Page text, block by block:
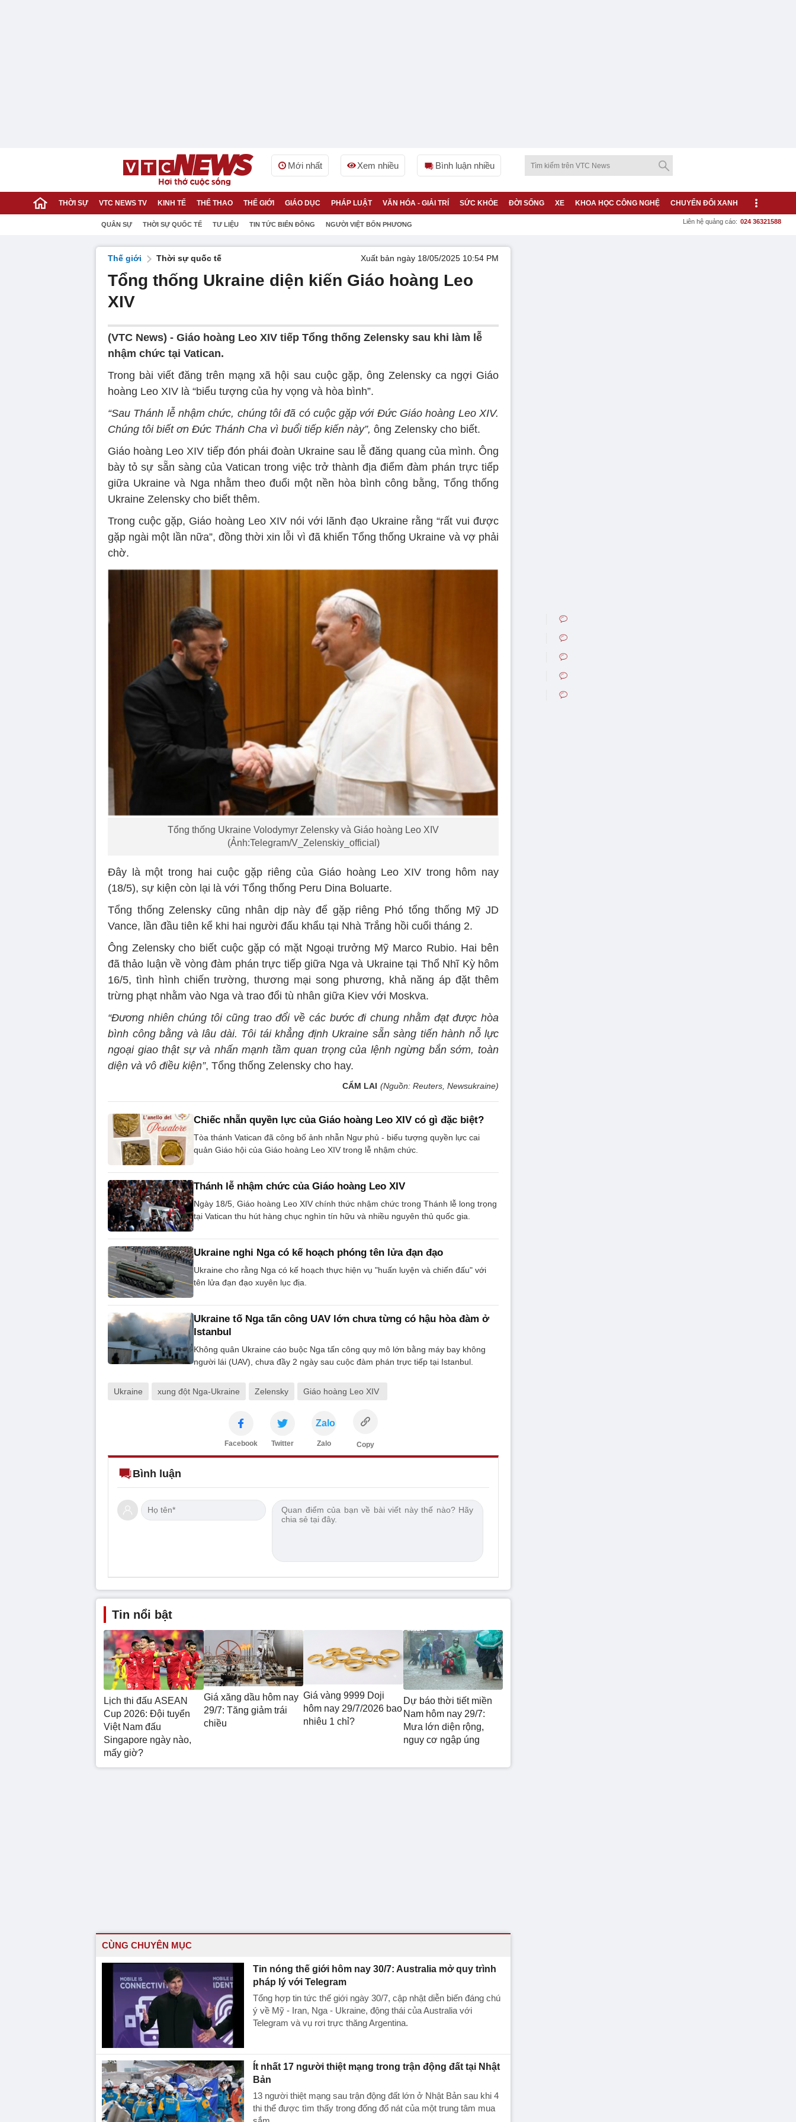
Mới nhất Xem nhiều Bình luận nhiều
THỜI SỰ VTC NEWS TV KINH TẾ THỂ THAO THẾ GIỚI GIÁO DỤC PHÁP LUẬT VĂN HÓA - GIẢI TRÍ SỨC KHỎE ĐỜI SỐNG XE KHOA HỌC CÔNG NGHỆ CHUYỂN ĐỔI XANH
QUÂN SỰ THỜI SỰ QUỐC TẾ TƯ LIỆU TIN TỨC BIỂN ĐÔNG NGƯỜI VIỆT BỐN PHƯƠNG Liên hệ quảng cáo: 024 36321588
Thế giới Thời sự quốc tế Xuất bản ngày 18/05/2025 10:54 PM
Tổng thống Ukraine diện kiến Giáo hoàng Leo
XIV
(VTC News) - Giáo hoàng Leo XIV tiếp Tổng thống Zelensky sau khi làm lễ
nhậm chức tại Vatican.
Trong bài viết đăng trên mạng xã hội sau cuộc gặp, ông Zelensky ca ngợi Giáo
hoàng Leo XIV là “biểu tượng của hy vọng và hòa bình”.
“Sau Thánh lễ nhậm chức, chúng tôi đã có cuộc gặp với Đức Giáo hoàng Leo XIV.
Chúng tôi biết ơn Đức Thánh Cha vì buổi tiếp kiến ​​này”, ông Zelensky cho biết.
Giáo hoàng Leo XIV tiếp đón phái đoàn Ukraine sau lễ đăng quang của mình. Ông
bày tỏ sự sẵn sàng của Vatican trong việc trở thành địa điểm đàm phán trực tiếp
giữa Ukraine và Nga nhằm theo đuổi một nền hòa bình công bằng, Tổng thống
Ukraine Zelensky cho biết thêm.
Trong cuộc gặp, Giáo hoàng Leo XIV nói với lãnh đạo Ukraine rằng “rất vui được
gặp ngài một lần nữa”, đồng thời xin lỗi vì đã khiến Tổng thống Ukraine và vợ phải
chờ.
Tổng thống Ukraine Volodymyr Zelensky và Giáo hoàng Leo XIV
(Ảnh:Telegram/V_Zelenskiy_official)
Đây là một trong hai cuộc gặp riêng của Giáo hoàng Leo XIV trong hôm nay
(18/5), sự kiện còn lại là với Tổng thống Peru Dina Boluarte.
Tổng thống Zelensky cũng nhân dịp này để gặp riêng Phó tổng thống Mỹ JD
Vance, lần đầu tiên kể khi hai người đấu khẩu tại Nhà Trắng hồi cuối tháng 2.
Ông Zelensky cho biết cuộc gặp có mặt Ngoại trưởng Mỹ Marco Rubio. Hai bên
đã thảo luận về vòng đàm phán trực tiếp giữa Nga và Ukraine tại Thổ Nhĩ Kỳ hôm
16/5, tình hình chiến trường, thương mại song phương, khả năng áp đặt thêm
trừng phạt nhằm vào Nga và trao đổi tù nhân giữa Kiev với Moskva.
“Đương nhiên chúng tôi cũng trao đổi về các bước đi chung nhằm đạt được hòa
bình công bằng và lâu dài. Tôi tái khẳng định Ukraine sẵn sàng tiến hành nỗ lực
ngoại giao thật sự và nhấn mạnh tầm quan trọng của lệnh ngừng bắn sớm, toàn
diện và vô điều kiện”, Tổng thống Zelensky cho hay.
CẨM LAI (Nguồn: Reuters, Newsukraine)
Chiếc nhẫn quyền lực của Giáo hoàng Leo XIV có gì đặc biệt?
Tòa thánh Vatican đã công bố ảnh nhẫn Ngư phủ - biểu tượng quyền lực cai
quản Giáo hội của Giáo hoàng Leo XIV trong lễ nhậm chức.
Thánh lễ nhậm chức của Giáo hoàng Leo XIV
Ngày 18/5, Giáo hoàng Leo XIV chính thức nhậm chức trong Thánh lễ long trọng
tại Vatican thu hút hàng chục nghìn tín hữu và nhiều nguyên thủ quốc gia.
Ukraine nghi Nga có kế hoạch phóng tên lửa đạn đạo
Ukraine cho rằng Nga có kế hoạch thực hiện vụ "huấn luyện và chiến đấu" với
tên lửa đạn đạo xuyên lục địa.
Ukraine tố Nga tấn công UAV lớn chưa từng có hậu hòa đàm ở
Istanbul
Không quân Ukraine cáo buộc Nga tấn công quy mô lớn bằng máy bay không
người lái (UAV), chưa đầy 2 ngày sau cuộc đàm phán trực tiếp tại Istanbul.
Ukraine xung đột Nga-Ukraine Zelensky Giáo hoàng Leo XIV
Facebook Twitter
Zalo
Zalo Copy
Bình luận
Tin nổi bật
Lịch thi đấu ASEAN
Cup 2026: Đội tuyển
Việt Nam đấu
Singapore ngày nào,
mấy giờ?
Giá xăng dầu hôm nay
29/7: Tăng giảm trái
chiều
Giá vàng 9999 Doji
hôm nay 29/7/2026 bao
nhiêu 1 chỉ?
Dự báo thời tiết miền
Nam hôm nay 29/7:
Mưa lớn diện rộng,
nguy cơ ngập úng
CÙNG CHUYÊN MỤC
Tin nóng thế giới hôm nay 30/7: Australia mở quy trình
pháp lý với Telegram
Tổng hợp tin tức thế giới ngày 30/7, cập nhật diễn biến đáng chú
ý về Mỹ - Iran, Nga - Ukraine, động thái của Australia với
Telegram và vụ rơi trực thăng Argentina.
Ít nhất 17 người thiệt mạng trong trận động đất tại Nhật
Bản
13 người thiệt mạng sau trận động đất lớn ở Nhật Bản sau khi 4
thi thể được tìm thấy trong đống đổ nát của một trung tâm mua